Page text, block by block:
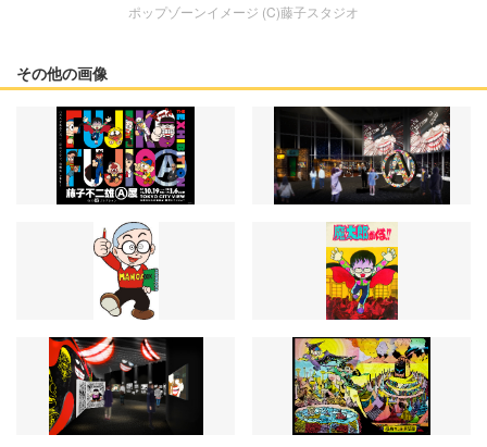
ポップゾーンイメージ (C)藤子スタジオ
その他の画像